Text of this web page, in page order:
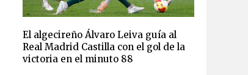
El algecireño Álvaro Leiva guía al
Real Madrid Castilla con el gol de la
victoria en el minuto 88